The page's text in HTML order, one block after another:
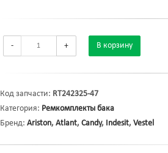
- + В корзину
Код запчасти: RT242325-47
Категория: Ремкомплекты бака
Бренд: Ariston, Atlant, Candy, Indesit, Vestel